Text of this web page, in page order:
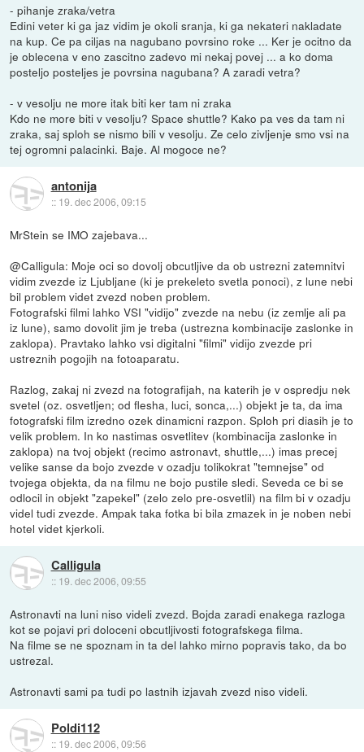
- pihanje zraka/vetra
Edini veter ki ga jaz vidim je okoli sranja, ki ga nekateri nakladate
na kup. Ce pa ciljas na nagubano povrsino roke ... Ker je ocitno da
je oblecena v eno zascitno zadevo mi nekaj povej ... a ko doma
posteljo posteljes je povrsina nagubana? A zaradi vetra?
- v vesolju ne more itak biti ker tam ni zraka
Kdo ne more biti v vesolju? Space shuttle? Kako pa ves da tam ni
zraka, saj sploh se nismo bili v vesolju. Ze celo zivljenje smo vsi na
tej ogromni palacinki. Baje. Al mogoce ne?
antonija
:: 19. dec 2006, 09:15
MrStein se IMO zajebava...
@Calligula: Moje oci so dovolj obcutljive da ob ustrezni zatemnitvi
vidim zvezde iz Ljubljane (ki je prekeleto svetla ponoci), z lune nebi
bil problem videt zvezd noben problem.
Fotografski filmi lahko VSI "vidijo" zvezde na nebu (iz zemlje ali pa
iz lune), samo dovolit jim je treba (ustrezna kombinacije zaslonke in
zaklopa). Pravtako lahko vsi digitalni "filmi" vidijo zvezde pri
ustreznih pogojih na fotoaparatu.
Razlog, zakaj ni zvezd na fotografijah, na katerih je v ospredju nek
svetel (oz. osvetljen; od flesha, luci, sonca,...) objekt je ta, da ima
fotografski film izredno ozek dinamicni razpon. Sploh pri diasih je to
velik problem. In ko nastimas osvetlitev (kombinacija zaslonke in
zaklopa) na tvoj objekt (recimo astronavt, shuttle,...) imas precej
velike sanse da bojo zvezde v ozadju tolikokrat "temnejse" od
tvojega objekta, da na filmu ne bojo pustile sledi. Seveda ce bi se
odlocil in objekt "zapekel" (zelo zelo pre-osvetlil) na film bi v ozadju
videl tudi zvezde. Ampak taka fotka bi bila zmazek in je noben nebi
hotel videt kjerkoli.
Calligula
:: 19. dec 2006, 09:55
Astronavti na luni niso videli zvezd. Bojda zaradi enakega razloga
kot se pojavi pri doloceni obcutljivosti fotografskega filma.
Na filme se ne spoznam in ta del lahko mirno popravis tako, da bo
ustrezal.
Astronavti sami pa tudi po lastnih izjavah zvezd niso videli.
Poldi112
:: 19. dec 2006, 09:56